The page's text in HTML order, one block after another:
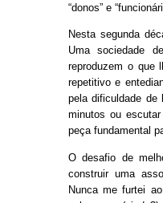
“donos” e
Nesta segunda
Uma sociedade
reproduzem o que
repetitivo e
pela dificuldade
minutos ou
peça fundamental
O desafio de
construir uma
Nunca me furtei